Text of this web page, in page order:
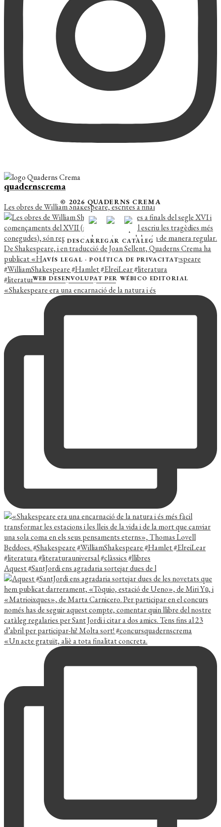
quadernscrema
Les obres de William Shakespeare, escrites a final
«Shakespeare era una encarnació de la natura i és
Aquest #SantJordi ens agradaria sortejar dues de l
«Un acte gratuït, aliè a tota finalitat concreta.
© 2026 QUADERNS CREMA
DESCARREGAR CATÀLEG
AVÍS LEGAL ·POLÍTICA DE PRIVACITAT
WEB DESENVOLUPAT PER WÉBICO EDITORIAL